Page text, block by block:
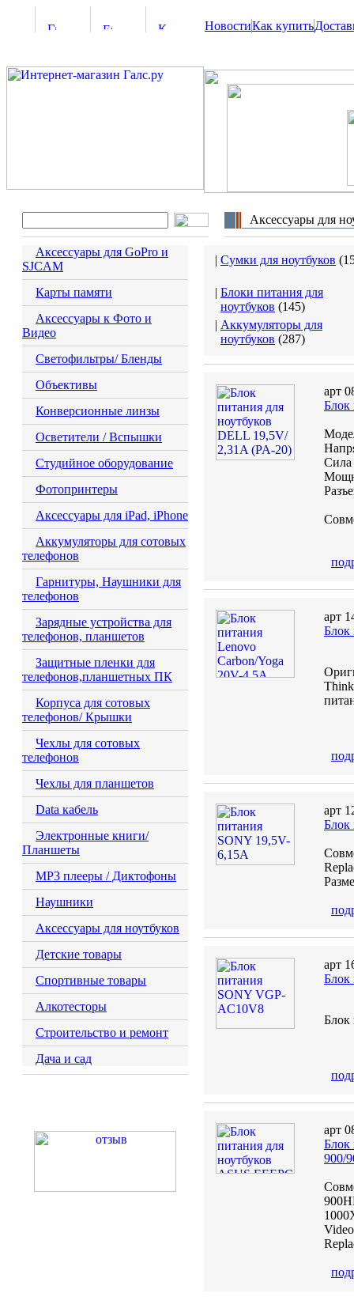
НовостиКак купить
Аксессуары для
Аксессуары для GoPro и
SJCAM
Карты памяти
Аксессуары к Фото и
Видео
Светофильтры/ Бленды
Объективы
Конверсионные линзы
Осветители / Вспышки
Студийное оборудование
Фотопринтеры
Аксессуары для iPad, iPhone
Аккумуляторы для сотовых
телефонов
Гарнитуры, Наушники для
телефонов
Зарядные устройства для
телефонов, планшетов
Защитные пленки для
телефонов,планшетных ПК
Корпуса для сотовых
телефонов/ Крышки
Чехлы для сотовых
телефонов
Чехлы для планшетов
Data кабель
Электронные книги/
Планшеты
MP3 плееры / Диктофоны
Наушники
Аксессуары для ноутбуков
Детские товары
Спортивные товары
Алкотесторы
Строительство и ремонт
Дача и сад
| Сумки для ноутбуков (
| Блоки питания для
ноутбуков (145)
| Аккумуляторы для
ноутбуков (287)
арт
Блок
арт
Блок
арт
Блок
арт
Блок
Блок
арт
Блок
900/